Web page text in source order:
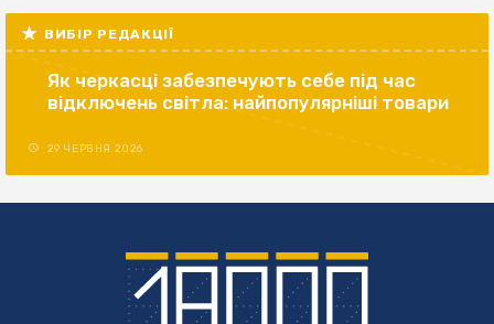
ВИБІР РЕДАКЦІЇ
Як черкасці забезпечують себе під час
відключень світла: найпопулярніші товари
29 ЧЕРВНЯ 2026